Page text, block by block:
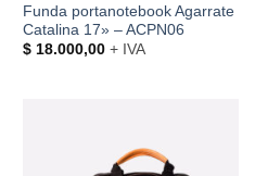
Funda portanotebook Agarrate
Catalina 17» – ACPN06
$18.000,00+ IVA